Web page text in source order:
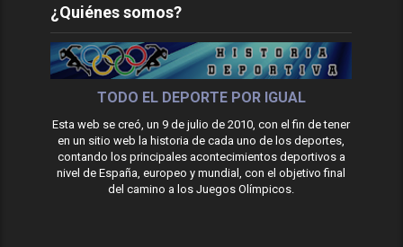
¿Quiénes somos?
TODO EL DEPORTE POR IGUAL
Esta web se creó, un 9 de julio de 2010, con el fin de tener
en un sitio web la historia de cada uno de los deportes,
contando los principales acontecimientos deportivos a
nivel de España, europeo y mundial, con el objetivo final
del camino a los Juegos Olímpicos.